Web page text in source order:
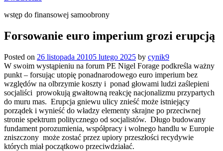
wstęp do finansowej samoobrony
Forsowanie euro imperium grozi erupcją
Posted on 26 listopada 20105 lutego 2025 by cynik9
W swoim wystąpieniu na forum PE Nigel Forage podkreśla ważny
punkt – forsując utopię ponadnarodowego euro imperium bez
względów na olbrzymie koszty i ponad głowami ludzi zaślepieni
socjaliści prowokują gwałtowną reakcję nacjonalizmu przypartych
do muru mas. Erupcja gniewu ulicy znieść może istniejący
porządek i wynieść do władzy elementy skrajne po przeciwnej
stronie spektrum politycznego od socjalistów. Długo budowany
fundament porozumienia, współpracy i wolnego handlu w Europie
zniszczony może zostać przez upiory przeszłości recydywie
których miał początkowo przeciwdziałać.